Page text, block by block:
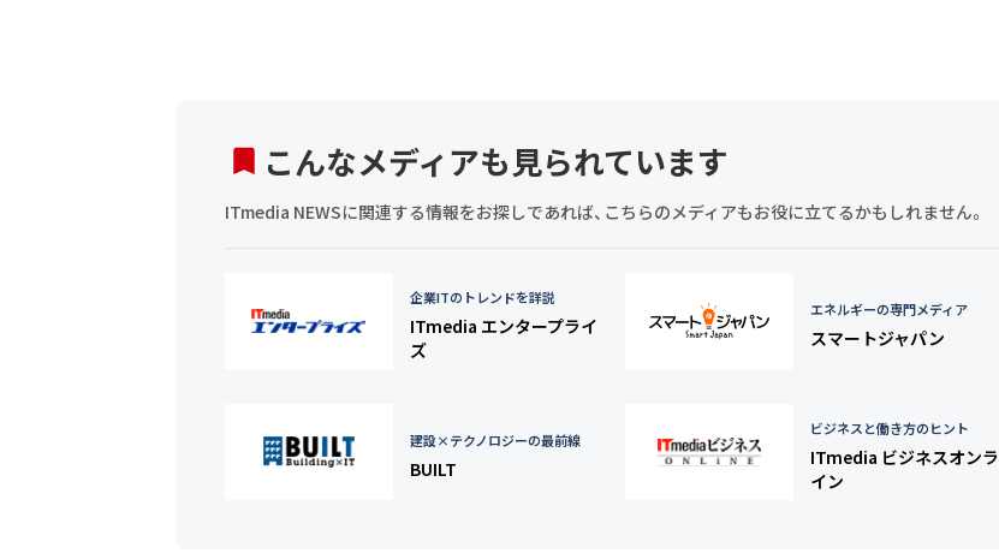
こんなメディアも見られています
ITmedia NEWSに関連する情報をお探しであれば、こちらのメディアもお役に立てるかもしれません。
企業ITのトレンドを詳説
ITmedia エンタープライ
ズ
エネルギーの専門メディア
スマートジャパン
建設×テクノロジーの最前線
BUILT
ビジネスと働き方のヒント
ITmedia ビジネスオンラ
イン